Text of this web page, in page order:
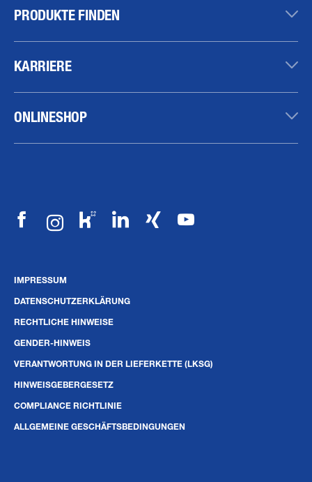
PRODUKTE FINDEN
KARRIERE
ONLINESHOP
IMPRESSUM
DATENSCHUTZERKLÄRUNG
RECHTLICHE HINWEISE
GENDER-HINWEIS
VERANTWORTUNG IN DER LIEFERKETTE (LKSG)
HINWEISGEBERGESETZ
COMPLIANCE RICHTLINIE
ALLGEMEINE GESCHÄFTSBEDINGUNGEN